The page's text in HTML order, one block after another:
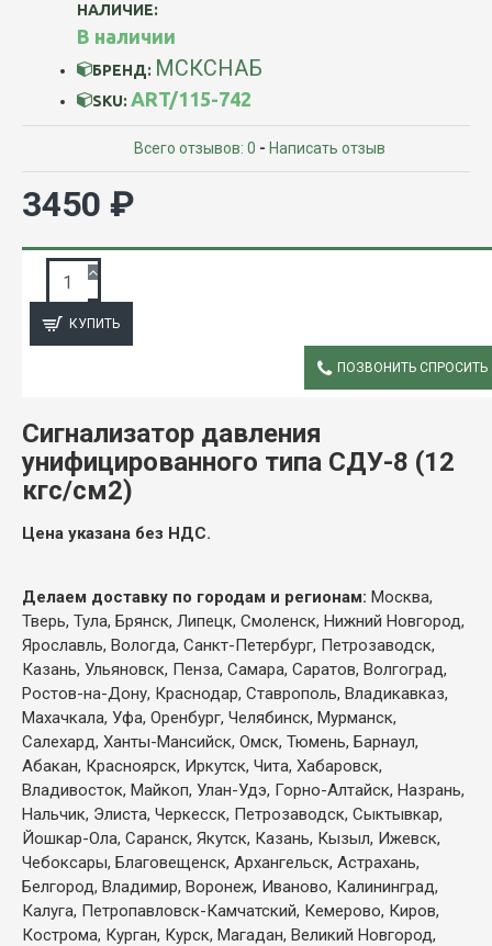
НАЛИЧИЕ:
В наличии
БРЕНД: МСКСНАБ
SKU: ART/115-742
Всего отзывов: 0 - Написать отзыв
3450 ₽
КУПИТЬ
ПОЗВОНИТЬ СПРОСИТЬ
Сигнализатор давления
унифицированного типа СДУ-8 (12
кгс/см2)
Цена указана без НДС.
Делаем доставку по городам и регионам: Москва,
Тверь, Тула, Брянск, Липецк, Смоленск, Нижний Новгород,
Ярославль, Вологда, Санкт-Петербург, Петрозаводск,
Казань, Ульяновск, Пенза, Самара, Саратов, Волгоград,
Ростов-на-Дону, Краснодар, Ставрополь, Владикавказ,
Махачкала, Уфа, Оренбург, Челябинск, Мурманск,
Салехард, Ханты-Мансийск, Омск, Тюмень, Барнаул,
Абакан, Красноярск, Иркутск, Чита, Хабаровск,
Владивосток, Майкоп, Улан-Удэ, Горно-Алтайск, Назрань,
Нальчик, Элиста, Черкесск, Петрозаводск, Сыктывкар,
Йошкар-Ола, Саранск, Якутск, Казань, Кызыл, Ижевск,
Чебоксары, Благовещенск, Архангельск, Астрахань,
Белгород, Владимир, Воронеж, Иваново, Калининград,
Калуга, Петропавловск-Камчатский, Кемерово, Киров,
Кострома, Курган, Курск, Магадан, Великий Новгород,